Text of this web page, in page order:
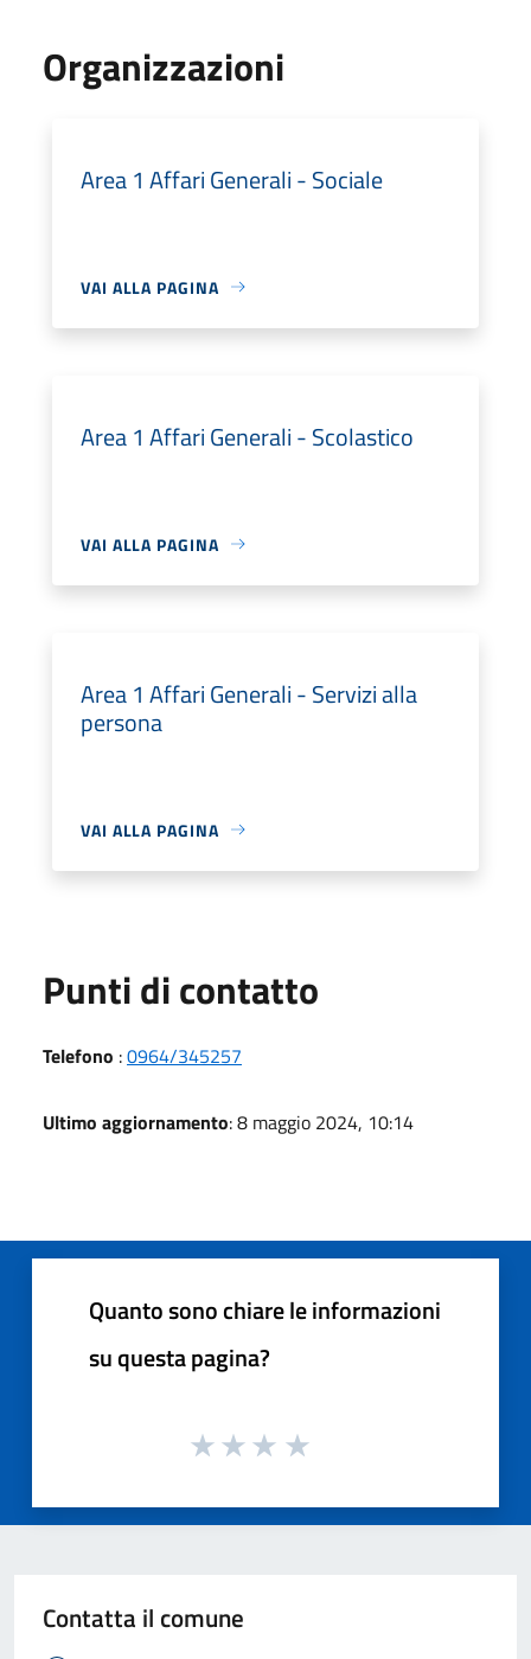
Organizzazioni
Area 1 Affari Generali - Sociale
VAI ALLA PAGINA
Area 1 Affari Generali - Scolastico
VAI ALLA PAGINA
Area 1 Affari Generali - Servizi alla
persona
VAI ALLA PAGINA
Punti di contatto
Telefono :0964/345257
Ultimo aggiornamento: 8 maggio 2024, 10:14
Quanto sono chiare le informazioni
su questa pagina?
Contatta il comune